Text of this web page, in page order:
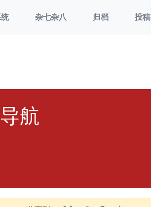
杂七杂八 归档 投稿
航